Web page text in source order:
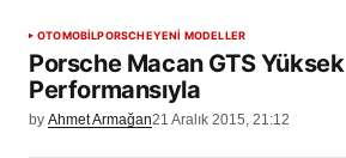
OTOMOBİLPORSCHEYENİ MODELLER
Porsche Macan GTS Yüksek
Performansıyla
by Ahmet Armağan21 Aralık 2015, 21:12